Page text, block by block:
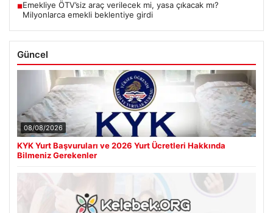
■Emekliye ÖTV’siz araç verilecek mi, yasa çıkacak mı?
Milyonlarca emekli beklentiye girdi
Güncel
08/08/2026
KYK Yurt Başvuruları ve 2026 Yurt Ücretleri Hakkında
Bilmeniz Gerekenler